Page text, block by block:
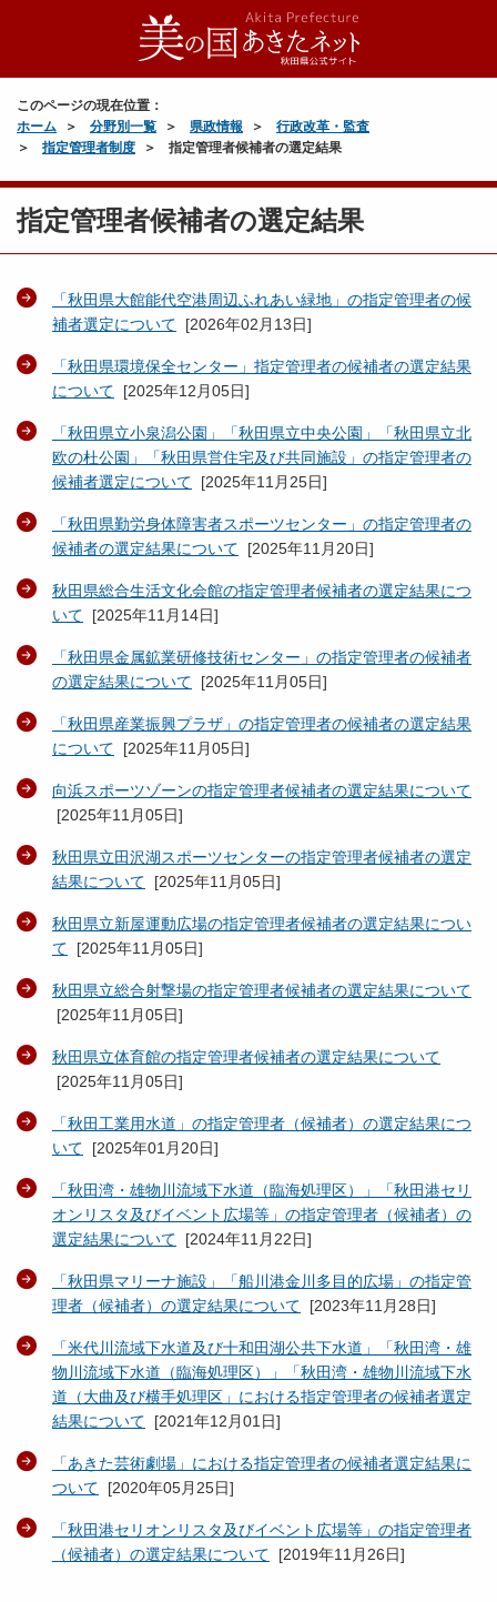
このページの現在位置：
ホーム
分野別一覧 県政情報
行政改革・監査
指定管理者制度
指定管理者候補者の選定結果
指定管理者候補者の選定結果
「秋田県大館能代空港周辺ふれあい緑地」の指定管理者の候
補者選定について [2026年02月13日]
「秋田県環境保全センター」指定管理者の候補者の選定結果
について [2025年12月05日]
「秋田県立小泉潟公園」「秋田県立中央公園」「秋田県立北
欧の杜公園」「秋田県営住宅及び共同施設」の指定管理者の
候補者選定について [2025年11月25日]
「秋田県勤労身体障害者スポーツセンター」の指定管理者の
候補者の選定結果について [2025年11月20日]
秋田県総合生活文化会館の指定管理者候補者の選定結果につ
いて [2025年11月14日]
「秋田県金属鉱業研修技術センター」の指定管理者の候補者
の選定結果について [2025年11月05日]
「秋田県産業振興プラザ」の指定管理者の候補者の選定結果
について [2025年11月05日]
向浜スポーツゾーンの指定管理者候補者の選定結果について
[2025年11月05日]
秋田県立田沢湖スポーツセンターの指定管理者候補者の選定
結果について [2025年11月05日]
秋田県立新屋運動広場の指定管理者候補者の選定結果につい
て [2025年11月05日]
秋田県立総合射撃場の指定管理者候補者の選定結果について
[2025年11月05日]
秋田県立体育館の指定管理者候補者の選定結果について
[2025年11月05日]
「秋田工業用水道」の指定管理者（候補者）の選定結果につ
いて [2025年01月20日]
「秋田湾・雄物川流域下水道（臨海処理区）」「秋田港セリ
オンリスタ及びイベント広場等」の指定管理者（候補者）の
選定結果について [2024年11月22日]
「秋田県マリーナ施設」「船川港金川多目的広場」の指定管
理者（候補者）の選定結果について [2023年11月28日]
「米代川流域下水道及び十和田湖公共下水道」「秋田湾・雄
物川流域下水道（臨海処理区）」「秋田湾・雄物川流域下水
道（大曲及び横手処理区」における指定管理者の候補者選定
結果について [2021年12月01日]
「あきた芸術劇場」における指定管理者の候補者選定結果に
ついて [2020年05月25日]
「秋田港セリオンリスタ及びイベント広場等」の指定管理者
（候補者）の選定結果について [2019年11月26日]